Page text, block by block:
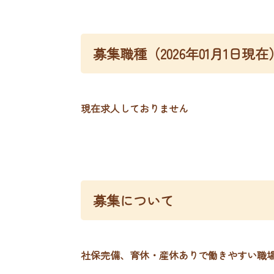
募集職種（2026年01月1日現在
現在求人しておりません
募集について
社保完備、育休・産休ありで働きやすい職